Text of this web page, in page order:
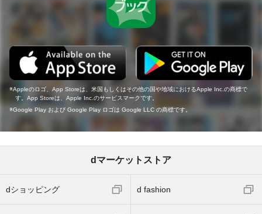
Appleのロゴ、App Storeは、米国もしくはその他の国や地域におけるApple Inc.の商標で
す。App Storeは、Apple Inc.のサービスマークです。
Google Play および Google Play ロゴは Google LLC の商標です。
dマーケットストア
dショッピング d fashion